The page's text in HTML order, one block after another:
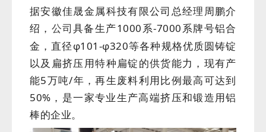
据安徽佳晟金属科技有限公司总经理周鹏介
绍， 公司 具备生产1000系-7000系牌号铝合
金，直径φ101-φ320等各种规格优质圆铸锭
以及扁挤压用特种扁锭的供货能力，现有产
能5万吨/年，再生废料利用比例最高可达到
50%，是一家专业生产高端挤压和锻造用铝
棒的企业。